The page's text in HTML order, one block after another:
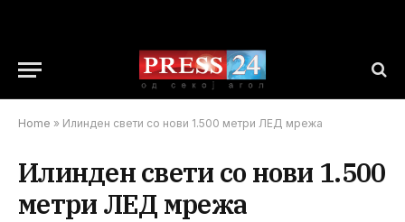
Home » Илинден свети со нови 1.500 метри ЛЕД мрежа
Илинден свети со нови 1.500
метри ЛЕД мрежа